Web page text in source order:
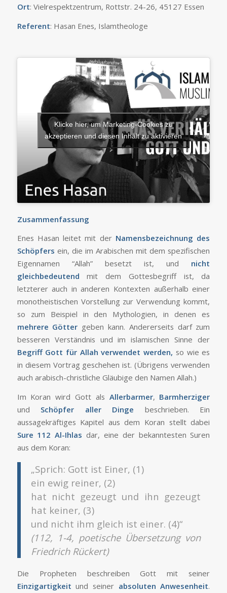
Ort: Vielrespektzentrum, Rottstr. 24-26, 45127 Essen
Referent: Hasan Enes, Islamtheologe
Klicke hier, um Marketing-Cookies zu
akzeptieren und diesen Inhalt zu aktivieren
Zusammenfassung
Enes Hasan leitet mit der Namensbezeichnung des
Schöpfers ein, die im Arabischen mit dem spezifischen
Eigennamen “Allah” besetzt ist, und nicht
gleichbedeutend mit dem Gottesbegriff ist, da
letzterer auch in anderen Kontexten außerhalb einer
monotheistischen Vorstellung zur Verwendung kommt,
so zum Beispiel in den Mythologien, in denen es
mehrere Götter geben kann. Andererseits darf zum
besseren Verständnis und im islamischen Sinne der
Begriff Gott für Allah verwendet werden, so wie es
in diesem Vortrag geschehen ist. (Übrigens verwenden
auch arabisch-christliche Gläubige den Namen Allah.)
Im Koran wird Gott als Allerbarmer, Barmherziger
und Schöpfer aller Dinge beschrieben. Ein
aussagekräftiges Kapitel aus dem Koran stellt dabei
Sure 112 Al-Ihlas dar, eine der bekanntesten Suren
aus dem Koran:
„Sprich: Gott ist Einer, (1)
ein ewig reiner, (2)
hat nicht gezeugt und ihn gezeugt
hat keiner, (3)
und nicht ihm gleich ist einer. (4)“
(112, 1-4, poetische Übersetzung von
Friedrich Rückert)
Die Propheten beschreiben Gott mit seiner
Einzigartigkeit und seiner absoluten Anwesenheit.